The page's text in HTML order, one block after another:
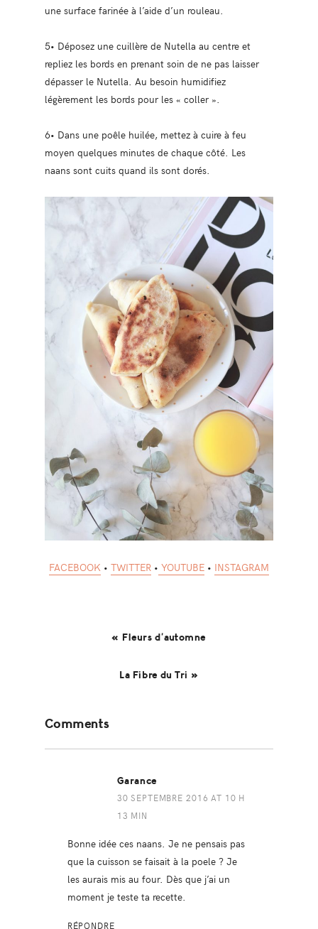
une surface farinée à l’aide d’un rouleau.
5• Déposez une cuillère de Nutella au centre et
repliez les bords en prenant soin de ne pas laisser
dépasser le Nutella. Au besoin humidifiez
légèrement les bords pour les « coller ».
6• Dans une poêle huilée, mettez à cuire à feu
moyen quelques minutes de chaque côté. Les
naans sont cuits quand ils sont dorés.
FACEBOOK • TWITTER • YOUTUBE • INSTAGRAM
« Fleurs d’automne
La Fibre du Tri »
Interactions
Comments
Garance
30 SEPTEMBRE 2016 AT 10 H
13 MIN
Bonne idée ces naans. Je ne pensais pas
que la cuisson se faisait à la poele ? Je
les aurais mis au four. Dès que j’ai un
moment je teste ta recette.
RÉPONDRE